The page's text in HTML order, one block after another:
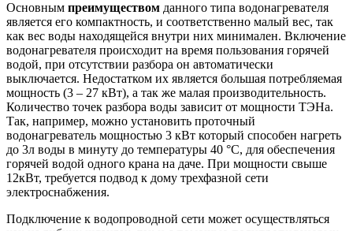
Основным преимуществом данного типа водонагревателя
является его компактность, и соответственно малый вес, так
как вес воды находящейся внутри них минимален. Включение
водонагревателя происходит на время пользования горячей
водой, при отсутствии разбора он автоматически
выключается. Недостатком их является большая потребляемая
мощность (3 – 27 кВт), а так же малая производительность.
Количество точек разбора воды зависит от мощности ТЭНа.
Так, например, можно установить проточный
водонагреватель мощностью 3 кВт который способен нагреть
до 3л воды в минуту до температуры 40 °С, для обеспечения
горячей водой одного крана на даче. При мощности свыше
12кВт, требуется подвод к дому трехфазной сети
электроснабжения.
Подключение к водопроводной сети может осуществляться